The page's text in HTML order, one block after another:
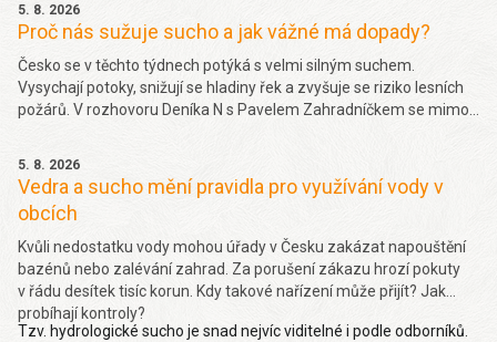
5. 8. 2026
Proč nás sužuje sucho a jak vážné má dopady?
Česko se v těchto týdnech potýká s velmi silným suchem.
Vysychají potoky, snižují se hladiny řek a zvyšuje se riziko lesních
požárů. V rozhovoru Deníka N s Pavelem Zahradníčkem se mimo
problém je málo vody v řekách. Více
5. 8. 2026
Vedra a sucho mění pravidla pro využívání vody v
obcích
Kvůli nedostatku vody mohou úřady v Česku zakázat napouštění
bazénů nebo zalévání zahrad. Za porušení zákazu hrozí pokuty
v řádu desítek tisíc korun. Kdy takové nařízení může přijít? Jak
probíhají kontroly?
Tzv. hydrologické sucho je snad nejvíc viditelné i podle odborníků.